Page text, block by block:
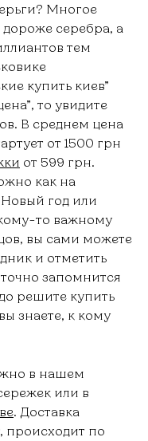
Многое
дороже серебра, а
тем
купить киев”
то увидите
В среднем цена
от 1500 грн
от 599 грн.
как на
год или
то важному
вы сами можете
и отметить
запомнится
решите купить
знаете, к кому
в нашем
или в
. Доставка
происходит по